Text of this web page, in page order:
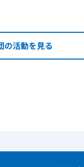
の活動を見る